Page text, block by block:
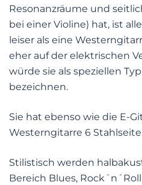
Resonanzräume und
bei einer Violine) hat, ist
leiser als eine
eher auf der elektrischen
würde sie als speziellen
bezeichnen.
Sie hat ebenso wie die E-
Westerngitarre 6
Stilistisch werden
Bereich Blues,